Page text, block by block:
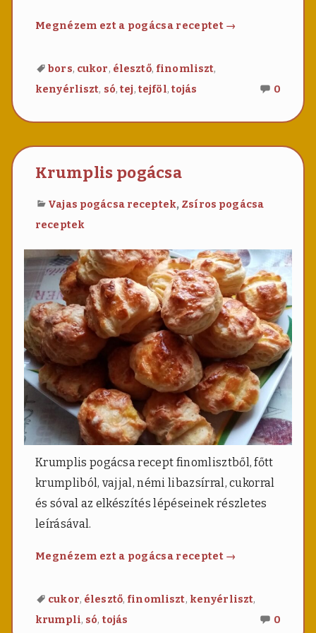
Megnézem ezt a pogácsa receptet Tepertős
→
bors, cukor, élesztő, finomliszt,
kenyérliszt, só,tej, tejföl, tojás 0
még
Krumplis pogácsa
Vajas pogácsa receptek, Zsíros pogácsa
receptek
Krumplis pogácsa recept finomlisztből, főtt
krumpliból, vajjal, némi libazsírral, cukorral
és sóval az elkészítés lépéseinek részletes
leírásával.
Megnézem ezt a pogácsa receptet Krumplis
→
cukor, élesztő, finomliszt, kenyérliszt,
krumpli, só, tojás 0